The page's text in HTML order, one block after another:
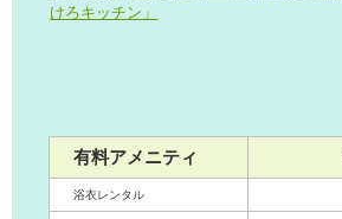
けろキッチン」
有料アメニティ
浴衣レンタル